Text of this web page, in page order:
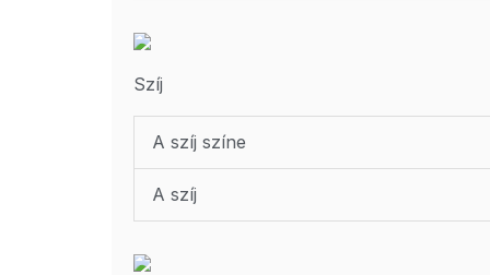
Szíj
A szíj színe
A szíj